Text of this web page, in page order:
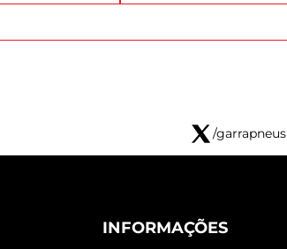
/garrapneus
INFORMAÇÕES